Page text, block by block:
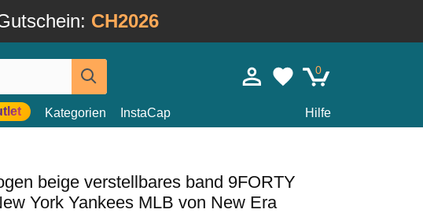
CH2026
0
Kategorien InstaCap Hilfe
beige verstellbares band 9FORTY
York Yankees MLB von New Era